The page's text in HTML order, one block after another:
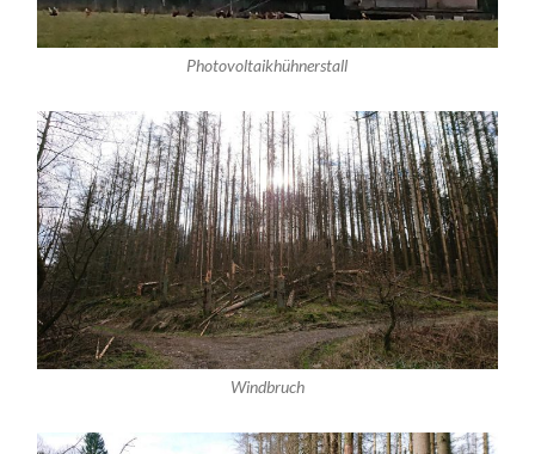
Photovoltaikhühnerstall
Windbruch